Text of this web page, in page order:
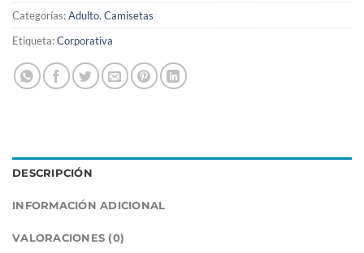
Categorías:Adulto, Camisetas
Etiqueta:Corporativa
DESCRIPCIÓN
INFORMACIÓN ADICIONAL
VALORACIONES (0)